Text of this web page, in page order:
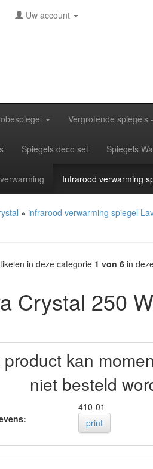
Uw account
Vergrotende spiegels
Spiegels deco set Spiegels
Infrarood verwarming
» infrarood verwarming spiegel
in deze categorie 1 von 6in
Crystal 250
product kan
niet besteld
410-01
print